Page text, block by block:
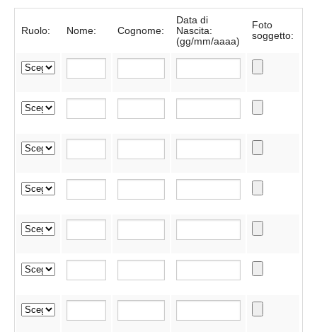
Ruolo: Nome: Cognome:
Data di
Nascita:
(gg/mm/aaaa)
Foto
soggetto: